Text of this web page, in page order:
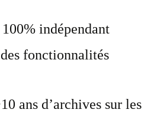
indépendant
fonctionnalités
ans d’archives sur les